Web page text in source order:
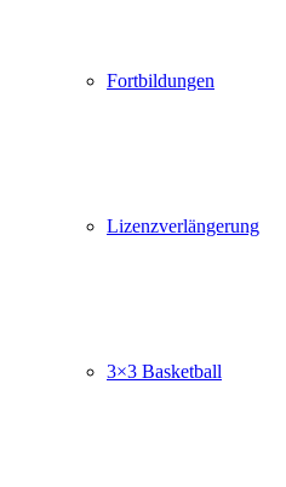
Fortbildungen
Lizenzverlängerung
3×3 Basketball